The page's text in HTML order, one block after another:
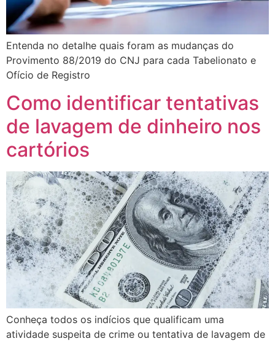
Entenda no detalhe quais foram as mudanças do
Provimento 88/2019 do CNJ para cada Tabelionato e
Ofício de Registro
Como identificar tentativas
de lavagem de dinheiro nos
cartórios
Conheça todos os indícios que qualificam uma
atividade suspeita de crime ou tentativa de lavagem de